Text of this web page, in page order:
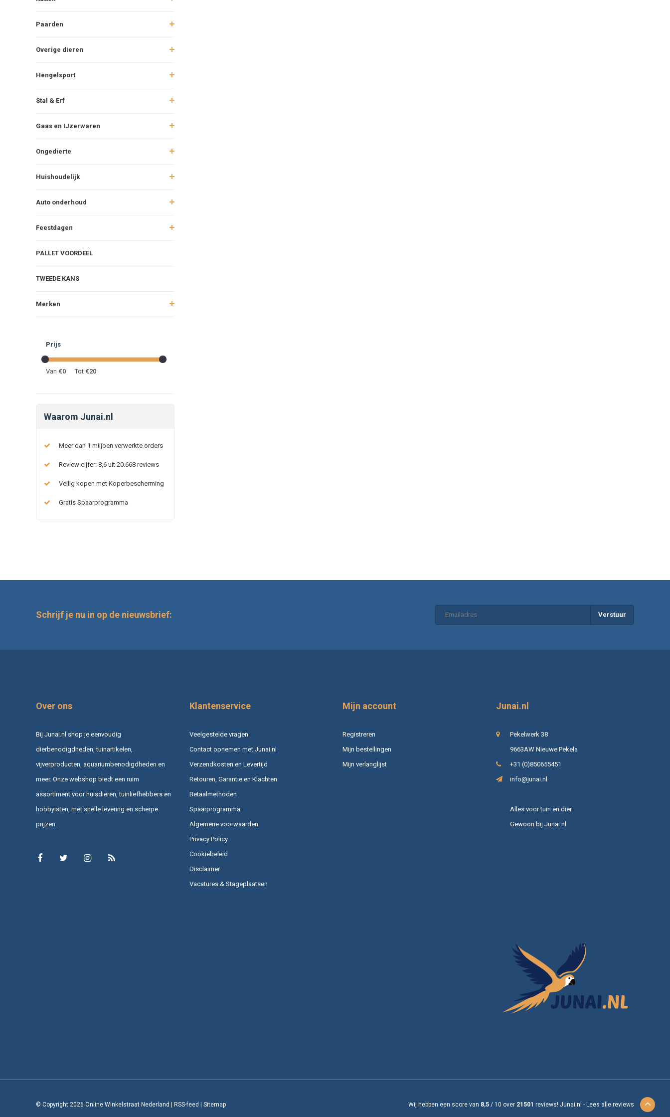
Paarden
Overige dieren
Hengelsport
Stal & Erf
Gaas en IJzerwaren
Ongedierte
Huishoudelijk
Auto onderhoud
Feestdagen
PALLET VOORDEEL
TWEEDE KANS
Merken
Prijs
Van €0 Tot €20
Waarom Junai.nl
Meer dan 1 miljoen verwerkte orders
Review cijfer: 8,6 uit 20.668 reviews
Veilig kopen met Koperbescherming
Gratis Spaarprogramma
Schrijf je nu in op de nieuwsbrief: Verstuur
Over ons
Bij Junai.nl shop je eenvoudig
dierbenodigdheden, tuinartikelen,
vijverproducten, aquariumbenodigdheden en
meer. Onze webshop biedt een ruim
assortiment voor huisdieren, tuinliefhebbers en
hobbyisten, met snelle levering en scherpe
prijzen.
Klantenservice
Veelgestelde vragen
Contact opnemen met Junai.nl
Verzendkosten en Levertijd
Retouren, Garantie en Klachten
Betaalmethoden
Spaarprogramma
Algemene voorwaarden
Privacy Policy
Cookiebeleid
Disclaimer
Vacatures & Stageplaatsen
Mijn account
Registreren
Mijn bestellingen
Mijn verlanglijst
Junai.nl
Pekelwerk 38
9663AW Nieuwe Pekela
+31 (0)850655451
info@junai.nl
Alles voor tuin en dier
Gewoon bij Junai.nl
© Copyright 2026 Online Winkelstraat Nederland | RSS-feed | Sitemap Wij hebben een score van 8,5 / 10 over 21501 reviews! Junai.nl - Lees alle reviews